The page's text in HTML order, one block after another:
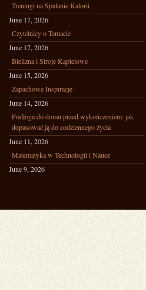
Treningi na Spalanie Kalorii
June 17, 2026
Czytelnicy o Temacie
June 17, 2026
Bielizna i Stroje Kąpielowe
June 15, 2026
Zapachowe Inspiracje
June 14, 2026
Podłoga do domu przed wykończeniem: jak
dopasować ją do codziennego życia
June 11, 2026
Matematyka w Technologii i Nauce
June 9, 2026